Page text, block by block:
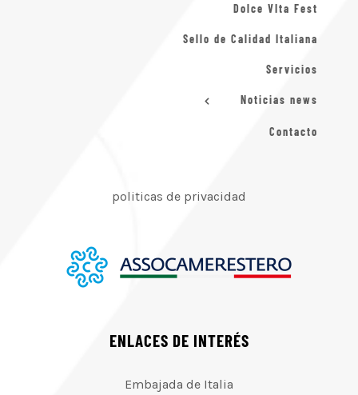
Dolce VIta Fest
Sello de Calidad Italiana
Servicios
Noticias news
Contacto
politicas de privacidad
ENLACES DE INTERÉS
Embajada de Italia